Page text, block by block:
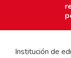
Institución de